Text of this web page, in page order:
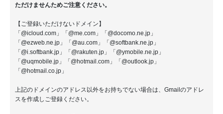
ただけませんためご注意ください。
【ご登録いただけないドメイン】
「@icloud.com」「@me.com」「@docomo.ne.jp」
「@ezweb.ne.jp」「@au.com」「@softbank.ne.jp」
「@i.softbank.jp」「@rakuten.jp」「@ymobile.ne.jp」
「@uqmobile.jp」「@hotmail.com」「@outlook.jp」
「@hotmail.co.jp」
上記のドメインのアドレス以外をお持ちでない場合は、Gmailのアドレ
スを作成しご登録ください。